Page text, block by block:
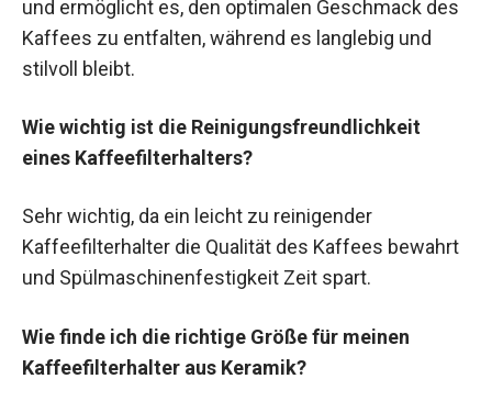
und ermöglicht es, den optimalen Geschmack des
Kaffees zu entfalten, während es langlebig und
stilvoll bleibt.
Wie wichtig ist die Reinigungsfreundlichkeit
eines Kaffeefilterhalters?
Sehr wichtig, da ein leicht zu reinigender
Kaffeefilterhalter die Qualität des Kaffees bewahrt
und Spülmaschinenfestigkeit Zeit spart.
Wie finde ich die richtige Größe für meinen
Kaffeefilterhalter aus Keramik?